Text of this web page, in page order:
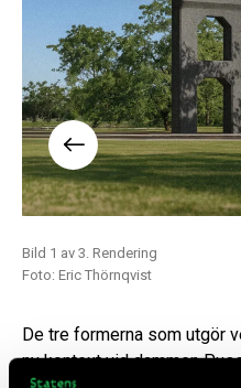
Bild 1 av 3. Rendering
Foto: Eric Thörnqvist
De tre formerna som utgör
ny kontext vid dammen